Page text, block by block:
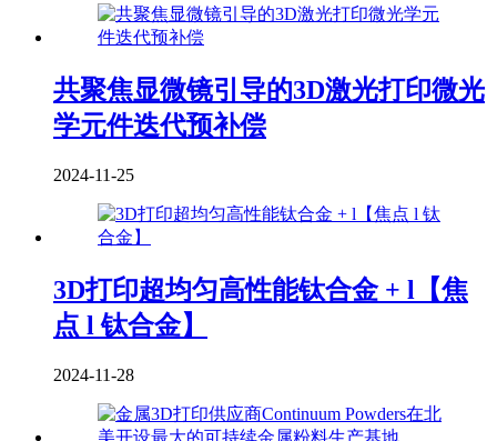
共聚焦显微镜引导的3D激光打印微光
学元件迭代预补偿
2024-11-25
3D打印超均匀高性能钛合金 + l【焦
点 l 钛合金】
2024-11-28